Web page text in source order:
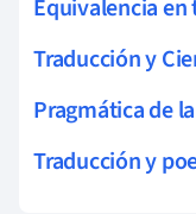
Equivalencia
Traducción y
Pragmática de
Traducción y